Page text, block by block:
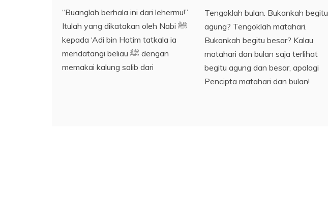
“Buanglah berhala ini dari lehermu!”
Itulah yang dikatakan oleh Nabi ﷺ
kepada ‘Adi bin Hatim tatkala ia
mendatangi beliau ﷺ dengan
memakai kalung salib dari
Tengoklah bulan. Bukankah begitu
agung? Tengoklah matahari.
Bukankah begitu besar? Kalau
matahari dan bulan saja terlihat
begitu agung dan besar, apalagi
Pencipta matahari dan bulan!